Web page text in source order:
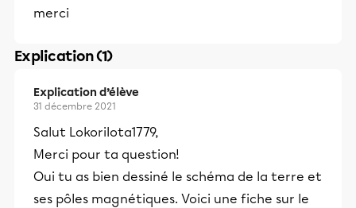
merci
Explication (1)
Explication d’élève
31 décembre 2021
Salut LokoriIota1779,
Merci pour ta question!
Oui tu as bien dessiné le schéma de la terre et
ses pôles magnétiques. Voici une fiche sur le